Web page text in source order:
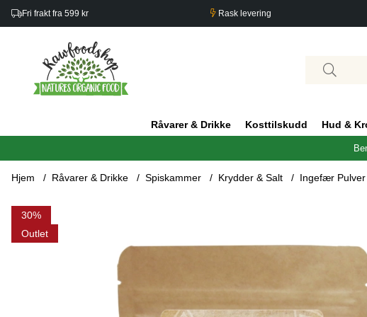
Fri frakt fra 599 kr Rask levering
Råvarer & Drikke Kosttilskudd Hud &
Hjem Råvarer & Drikke Spiskammer Krydder & Salt Ingefær
30
Outlet
Produktbilder Ingefær Pulver ØKO 100g